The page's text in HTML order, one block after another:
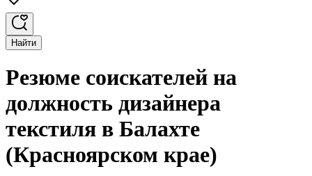
Найти
Резюме соискателей на
должность дизайнера
текстиля в Балахте
(Красноярском крае)